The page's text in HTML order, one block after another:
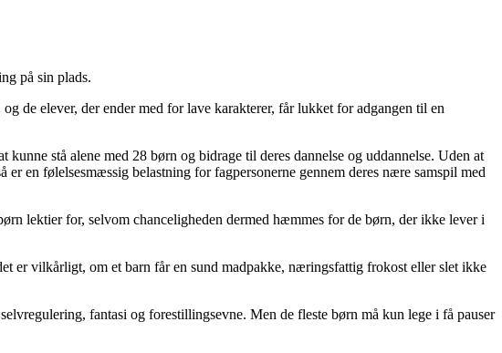
på sin plads.
de elever, der ender med for lave karakterer, får lukket for adgangen til en
stå alene med 28 børn og bidrage til deres dannelse og uddannelse. Uden at
en følelsesmæssig belastning for fagpersonerne gennem deres nære samspil med
lektier for, selvom chanceligheden dermed hæmmes for de børn, der ikke lever i
er vilkårligt, om et barn får en sund madpakke, næringsfattig frokost eller slet ikke
fantasi og forestillingsevne. Men de fleste børn må kun lege i få pauser